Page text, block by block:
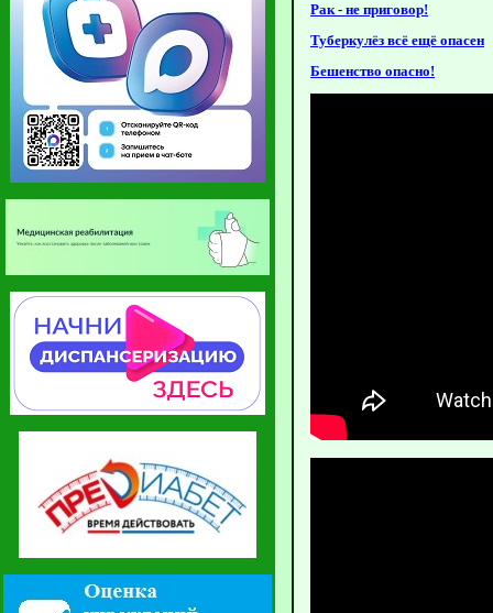
Рак - не приговор!
Туберкулёз всё ещё опасен
Бешенство опасно!